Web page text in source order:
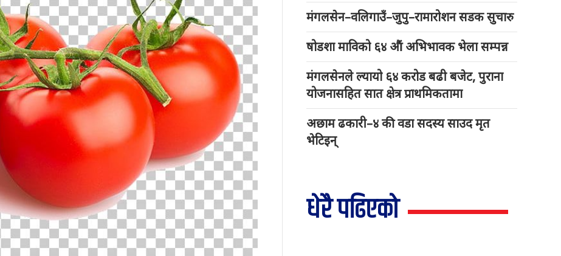
मंगलसेन–वलिगाउँ–जुपु–रामारोशन सडक सुचारु
षोडशा माविको ६४ औं अभिभावक भेला सम्पन्न
मंगलसेनले ल्यायो ६४ करोड बढी बजेट, पुराना
योजनासहित सात क्षेत्र प्राथमिकतामा
अछाम ढकारी–४ की वडा सदस्य साउद मृत
भेटिइन्
धेरै पढिएको